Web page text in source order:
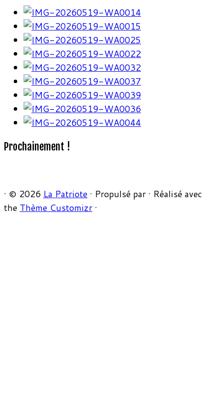
Prochainement !
· © 2026 La Patriote · Propulsé par · Réalisé avec
the Thème Customizr ·